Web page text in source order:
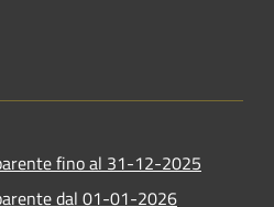
fino al 31-12-2025
dal 01-01-2026